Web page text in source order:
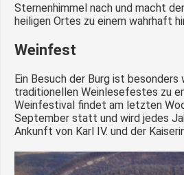
Sternenhimmel nach und macht
heiligen Ortes zu einem wahrhaft
Weinfest
Ein Besuch der Burg ist besonders
traditionellen Weinlesefestes zu
Weinfestival findet am letzten
September statt und wird jedes
Ankunft von Karl IV. und der